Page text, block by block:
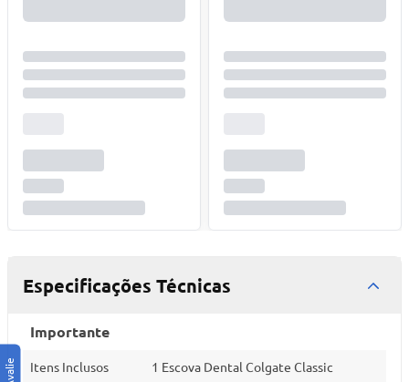
Especificações Técnicas
Importante
Itens Inclusos 1 Escova Dental Colgate Classic